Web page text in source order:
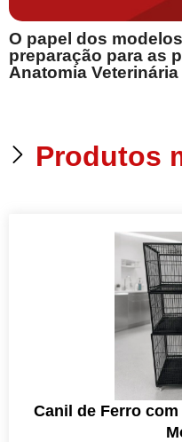
O papel dos
preparação para as
Anatomia Veterinária
Produtos
Canil de Ferro